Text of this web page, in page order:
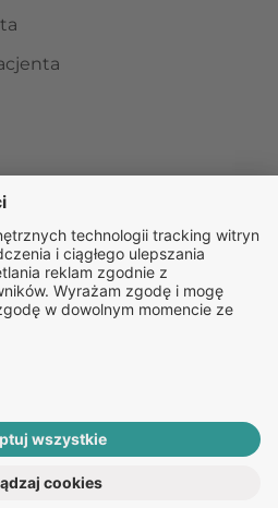
E-KONSULTACJĘ
telemedycznych jest
ustawy z dnia 15
leczniczej, wpisanym do
działalność leczniczą pod